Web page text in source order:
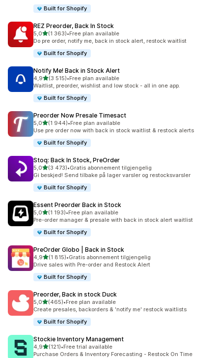
Built for Shopify
REZ Preorder, Back In Stock
5,0av 5 stjerner
(1 363)
Totalt 1363 omtaler
•Free plan available
Do pre order, notify me, back in stock alert, restock waitlist
Built for Shopify
Notify Me! Back in Stock Alert
4,9av 5 stjerner
(3 515)
Totalt 3515 omtaler
•Free plan available
Waitlist, preorder, wishlist and low stock - all in one app.
Built for Shopify
Preorder Now Presale Timesact
5,0av 5 stjerner
(1 944)
Totalt 1944 omtaler
•Free plan available
Use pre order now with back in stock waitlist & restock alerts
Built for Shopify
Stoq: Back In Stock, PreOrder
5,0av 5 stjerner
(3 473)
Totalt 3473 omtaler
•Gratis abonnement tilgjengelig
Gi beskjed! Send tilbake på lager varsler og restocksvarsler
Built for Shopify
Essent Preorder Back in Stock
5,0av 5 stjerner
(1 193)
Totalt 1193 omtaler
•Free plan available
Pre-order manager & presale with back in stock alert waitlist
Built for Shopify
PreOrder Globo | Back in Stock
4,9av 5 stjerner
(1 815)
Totalt 1815 omtaler
•Gratis abonnement tilgjengelig
Drive sales with Pre-order and Restock Alert
Built for Shopify
Preorder, Back in stock Duck
5,0av 5 stjerner
(465)
Totalt 465 omtaler
•Free plan available
Create presales, backorders & 'notify me' restock waitlists
Built for Shopify
Stockie Inventory Management
4,9av 5 stjerner
(121)
Totalt 121 omtaler
•Free trial available
Purchase Orders & Inventory Forecasting - Restock On Time